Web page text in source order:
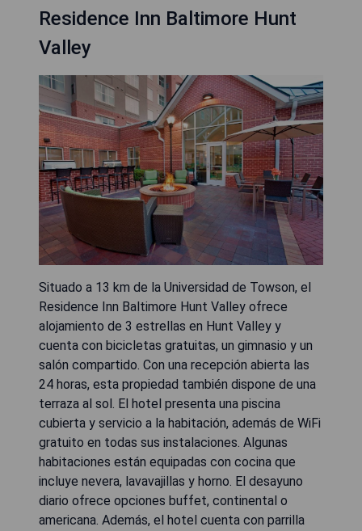
Residence Inn Baltimore Hunt
Valley
Situado a 13 km de la Universidad de Towson, el
Residence Inn Baltimore Hunt Valley ofrece
alojamiento de 3 estrellas en Hunt Valley y
cuenta con bicicletas gratuitas, un gimnasio y un
salón compartido. Con una recepción abierta las
24 horas, esta propiedad también dispone de una
terraza al sol. El hotel presenta una piscina
cubierta y servicio a la habitación, además de WiFi
gratuito en todas sus instalaciones. Algunas
habitaciones están equipadas con cocina que
incluye nevera, lavavajillas y horno. El desayuno
diario ofrece opciones buffet, continental o
americana. Además, el hotel cuenta con parrilla